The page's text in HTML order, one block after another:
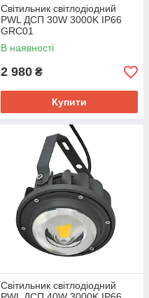
Світильник світлодіодний
PWL ДСП 30W 3000K IP66
GRC01
В наявності
2 980 ₴
Купити
Світильник світлодіодний